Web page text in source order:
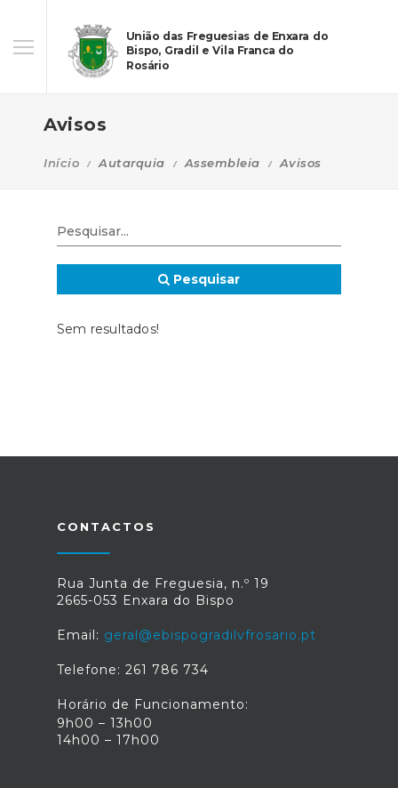
União das Freguesias de Enxara do
Bispo, Gradil e Vila Franca do
Rosário
Avisos
Início Autarquia Assembleia Avisos
Pesquisar
Sem resultados!
CONTACTOS
Rua Junta de Freguesia, n.º 19
2665-053 Enxara do Bispo
Email: geral@ebispogradilvfrosario.pt
Telefone: 261 786 734
Horário de Funcionamento:
9h00 – 13h00
14h00 – 17h00